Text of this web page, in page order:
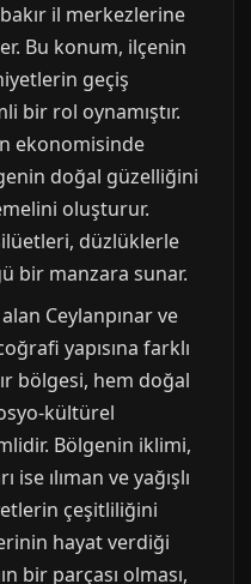
il merkezlerine
Bu konum, ilçenin
geçiş
bir rol oynamıştır.
ekonomisinde
doğal güzelliğini
oluşturur.
düzlüklerle
bir manzara sunar.
Ceylanpınar ve
yapısına farklı
bölgesi, hem doğal
kültürel
Bölgenin iklimi,
ise ılıman ve yağışlı
çeşitliliğini
hayat verdiği
bir parçası olması,